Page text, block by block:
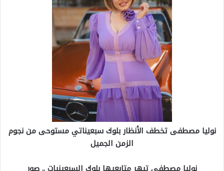
نوليا مصطفى تخطف الأنظار بلوك سبعيناتي مستوحى من نجوم
الزمن الجميل